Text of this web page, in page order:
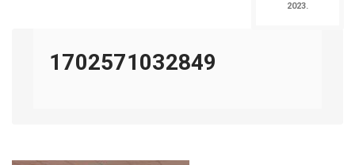
2023.
1702571032849